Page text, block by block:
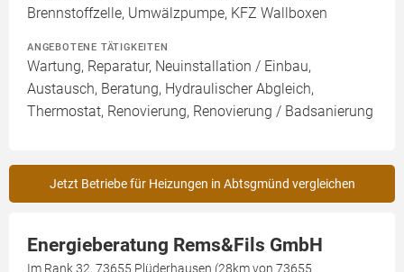
Brennstoffzelle, Umwälzpumpe, KFZ Wallboxen
ANGEBOTENE TÄTIGKEITEN
Wartung, Reparatur, Neuinstallation / Einbau,
Austausch, Beratung, Hydraulischer Abgleich,
Thermostat, Renovierung, Renovierung / Badsanierung
Jetzt Betriebe für Heizungen in Abtsgmünd vergleichen
Energieberatung Rems&Fils GmbH
Im Rank 32, 73655 Plüderhausen (28km von 73655